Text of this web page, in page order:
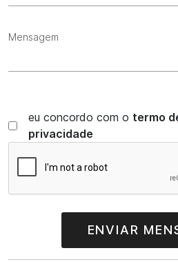
Mensagem
eu concordo com o termo
privacidade